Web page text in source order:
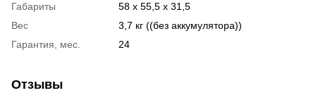
Габариты
58 х 55,5 х 31,5
Вес
3,7 кг ((без аккумулятора))
Гарантия, мес.
24
Отзывы